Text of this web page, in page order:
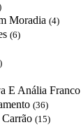
Moradia (4)
(6)
E Anália Franco
(36)
(15)